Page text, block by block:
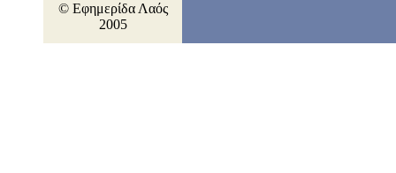
© Εφημερίδα Λαός
2005